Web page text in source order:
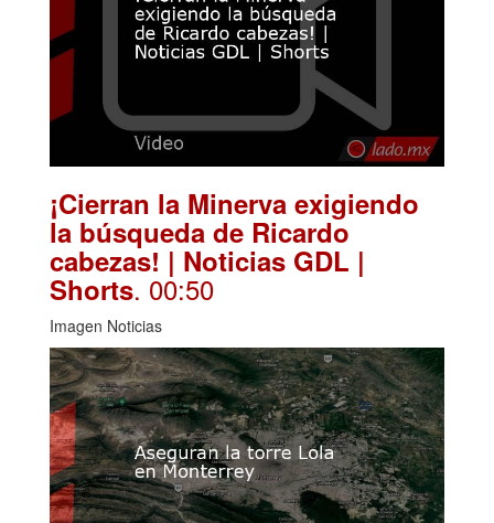
¡Cierran la Minerva exigiendo
la búsqueda de Ricardo
cabezas! | Noticias GDL |
Shorts. 00:50
Imagen Noticias